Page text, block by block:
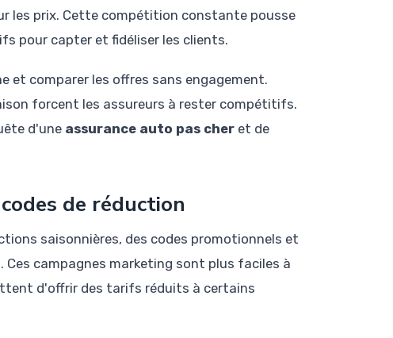
les prix. Cette compétition constante pousse
pour capter et fidéliser les clients.
et comparer les offres sans engagement.
forcent les assureurs à rester compétitifs.
d'une assurance auto pas cher et de
de réduction
saisonnières, des codes promotionnels et
campagnes marketing sont plus faciles à
d'offrir des tarifs réduits à certains